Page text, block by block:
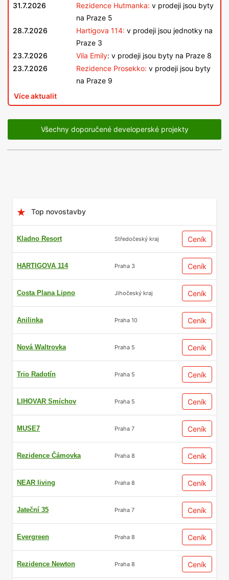
31.7.2026 Rezidence Hutmanka: v prodeji jsou byty
na Praze 5
28.7.2026
Hartigova 114: v prodeji jsou jednotky na
Praze 3
23.7.2026
Vila Emily: v prodeji jsou byty na Praze 8
23.7.2026
Rezidence Prosekko: v prodeji jsou byty
na Praze 9
Více aktualit
Všechny doporučené developerské projekty
Top novostavby
Kladno Resort Středočeský kraj Ceník
HARTIGOVA 114 Praha 3 Ceník
Costa Plana Lipno Jihočeský kraj Ceník
Anilinka Praha 10 Ceník
Nová Waltrovka Praha 5 Ceník
Trio Radotín Praha 5 Ceník
LIHOVAR Smíchov Praha 5 Ceník
MUSE7 Praha 7 Ceník
Rezidence Čámovka Praha 8 Ceník
NEAR living Praha 8 Ceník
Jateční 35 Praha 7 Ceník
Evergreen Praha 8 Ceník
Rezidence Newton Praha 8 Ceník